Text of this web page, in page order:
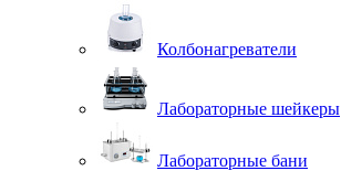
Колбонагреватели
Лабораторные шейкеры
Лабораторные бани